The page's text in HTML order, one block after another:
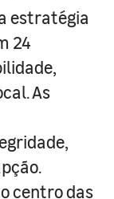
estratégia
24
As
centro das